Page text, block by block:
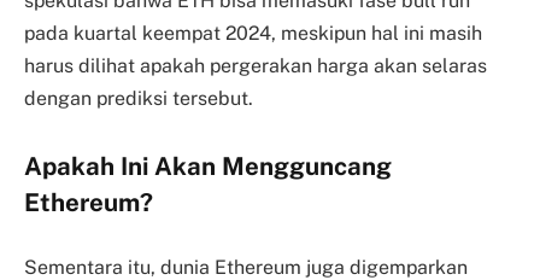
pada kuartal keempat 2024, meskipun hal ini masih
harus dilihat apakah pergerakan harga akan selaras
dengan prediksi tersebut.
Apakah Ini Akan Mengguncang
Ethereum?
Sementara itu, dunia Ethereum juga digemparkan